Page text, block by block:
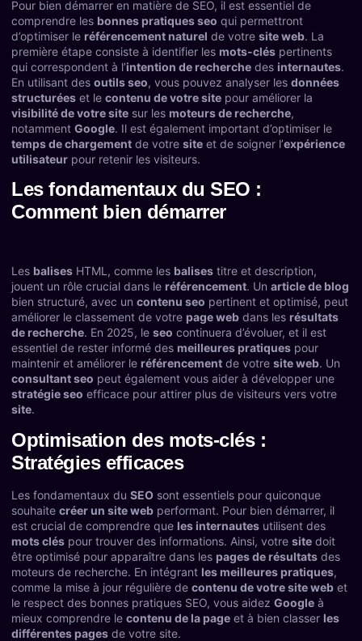
Pour bien démarrer en matière de SEO, il est essentiel de
comprendre les bonnes pratiques seo qui permettront
d’optimiser le référencement naturel de votre site web. La
première étape consiste à identifier les mots-clés pertinents
qui correspondent à l’intention de recherche des internautes.
En utilisant des outils seo, vous pouvez analyser les données
structurées et le contenu de votre site pour améliorer la
visibilité de votre site sur les moteurs de recherche,
notamment Google. Il est également important d’optimiser le
temps de chargement de votre site et de soigner l’expérience
utilisateur pour retenir les visiteurs.
Les fondamentaux du SEO :
Comment bien démarrer
Les balises HTML, comme les balises titre et description,
jouent un rôle crucial dans le référencement. Un article de blog
bien structuré, avec un contenu seo pertinent et optimisé, peut
améliorer le classement de votre page web dans les résultats
de recherche. En 2025, le seo continuera d’évoluer, et il est
essentiel de rester informé des meilleures pratiques pour
maintenir et améliorer le référencement de votre site web. Un
consultant seo peut également vous aider à développer une
stratégie seo efficace pour attirer plus de visiteurs vers votre
site.
Optimisation des mots-clés :
Stratégies efficaces
Les fondamentaux du SEO sont essentiels pour quiconque
souhaite créer un site web performant. Pour bien démarrer, il
est crucial de comprendre que les internautes utilisent des
mots clés pour trouver des informations. Ainsi, votre site doit
être optimisé pour apparaître dans les pages de résultats des
moteurs de recherche. En intégrant les meilleures pratiques,
comme la mise à jour régulière de contenu de votre site web et
le respect des bonnes pratiques SEO, vous aidez Google à
mieux comprendre le contenu de la page et à bien classer les
différentes pages de votre site.